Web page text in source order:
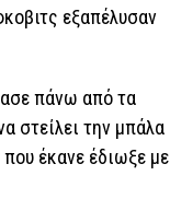
εξαπέλυσαν
πάνω από τα
στείλει την μπάλα
έκανε έδιωξε με